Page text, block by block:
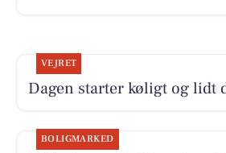
VEJRET
Dagen starter køligt og lidt
BOLIGMARKED